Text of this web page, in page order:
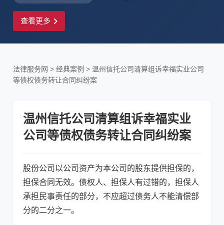
查看更多
法律服务网 >经典案例 >温州信托公司清算组诉幸福实业公司
等债权债务转让合同纠纷案
温州信托公司清算组诉幸福实业
公司等债权债务转让合同纠纷案
股份公司以公司资产为本公司的股东提供担保的，
担保合同无效。债权人、担保人有过错的，担保人
承担民事责任的部分，不应超过债务人不能清偿部
分的二分之一。